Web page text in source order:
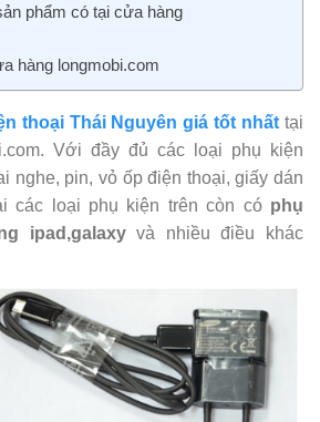
phẩm có tại cửa hàng
hàng longmobi.com
thoại Thái Nguyên giá tốt nhất tại
Với đầy đủ các loại phụ kiện
nghe, pin, vỏ ốp điện thoại, giấy dán
các loại phụ kiện trên còn có phụ
ipad,galaxyvà nhiều điều khác